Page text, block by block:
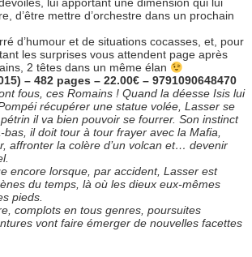
lui apportant une dimension qui lui
d’être mettre d’orchestre dans un prochain
d’humour et de situations cocasses, et, pour
les surprises vous attendent page après
2 têtes dans un même élan
– 482 pages – 22.00€ – 9791090648470
fous, ces Romains ! Quand la déesse Isis lui
récupérer une statue volée, Lasser se
il va bien pouvoir se fourrer. Son instinct
il doit tour à tour frayer avec la Mafia,
affronter la colère d’un volcan et… devenir
encore lorsque, par accident, Lasser est
du temps, là où les dieux eux-mêmes
pieds.
complots en tous genres, poursuites
vont faire émerger de nouvelles facettes